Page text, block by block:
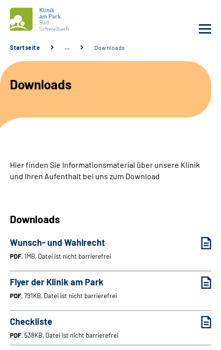
Unsere Klinik
Unsere Angebote
Service
Sozialdienste & Zuweisende
Leichte Sprache
Gebärdensprache
Login
Startseite … Downloads
Downloads
Hier finden Sie Informationsmaterial über unsere Klinik
und Ihren Aufenthalt bei uns zum Download
Downloads
Wunsch- und Wahlrecht
PDF, 1MB, Datei ist nicht barrierefrei
Flyer der Klinik am Park
PDF, 791KB, Datei ist nicht barrierefrei
Checkliste
PDF, 538KB, Datei ist nicht barrierefrei